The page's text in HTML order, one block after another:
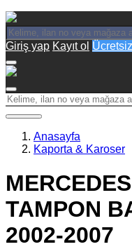
Giriş yap Kayıt ol
Anasayfa
Kaporta & Karoser
TAMPON
2002-2007